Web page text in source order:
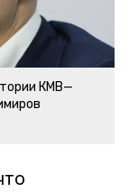
КМВ—